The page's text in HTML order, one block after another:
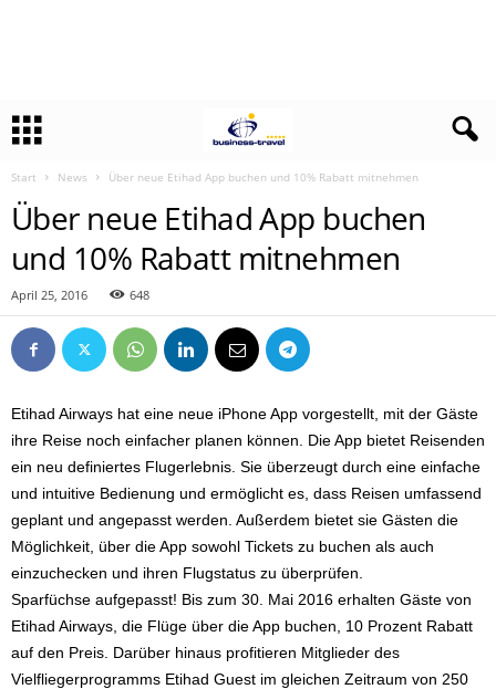
Start News Über neue Etihad App buchen und 10% Rabatt mitnehmen
Über neue Etihad App buchen
und 10% Rabatt mitnehmen
April 25, 2016 648
Etihad Airways hat eine neue iPhone App vorgestellt, mit der Gäste
ihre Reise noch einfacher planen können. Die App bietet Reisenden
ein neu definiertes Flugerlebnis. Sie überzeugt durch eine einfache
und intuitive Bedienung und ermöglicht es, dass Reisen umfassend
geplant und angepasst werden. Außerdem bietet sie Gästen die
Möglichkeit, über die App sowohl Tickets zu buchen als auch
einzuchecken und ihren Flugstatus zu überprüfen.
Sparfüchse aufgepasst! Bis zum 30. Mai 2016 erhalten Gäste von
Etihad Airways, die Flüge über die App buchen, 10 Prozent Rabatt
auf den Preis. Darüber hinaus profitieren Mitglieder des
Vielfliegerprogramms Etihad Guest im gleichen Zeitraum von 250